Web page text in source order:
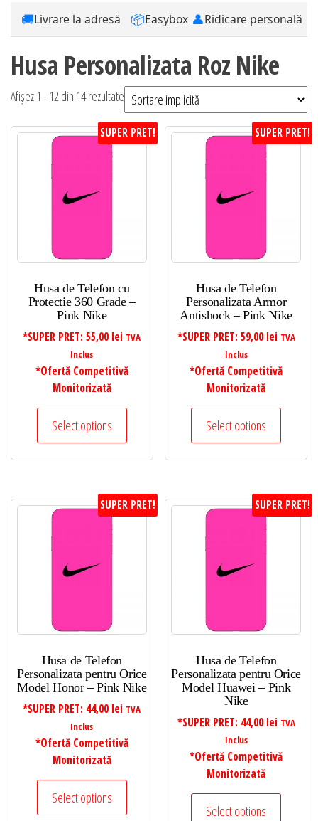
🚚Livrare la adresă 📦Easybox 👤Ridicare personală
Husa Personalizata Roz Nike
Afișez 1 - 12 din 14 rezultate
SUPER PRET!
Husa de Telefon cu
Protectie 360 Grade –
Pink Nike
*SUPER PRET:55,00 lei TVA
Inclus
*Ofertă Competitivă
Monitorizată
Select options
SUPER PRET!
Husa de Telefon
Personalizata Armor
Antishock – Pink Nike
*SUPER PRET: 59,00 lei TVA
Inclus
*Ofertă Competitivă
Monitorizată
Select options
SUPER PRET!
Husa de Telefon
Personalizata pentru Orice
Model Honor – Pink Nike
*SUPER PRET: 44,00 lei TVA
Inclus
*Ofertă Competitivă
Monitorizată
Select options
SUPER PRET!
Husa de Telefon
Personalizata pentru Orice
Model Huawei – Pink
Nike
*SUPER PRET: 44,00 lei TVA
Inclus
*Ofertă Competitivă
Monitorizată
Select options